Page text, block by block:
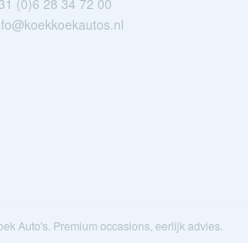
(0)6 28 34 72 00
Auto's. Premium occasions, eerlijk advies.